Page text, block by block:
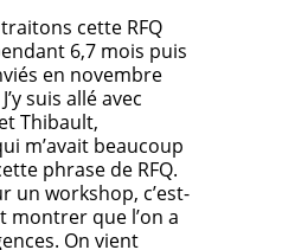
cette RFQ
6,7 mois puis
en novembre
suis allé avec
Thibault,
m’avait beaucoup
phrase de RFQ.
un workshop, c’est-
montrer que l’on a
On vient